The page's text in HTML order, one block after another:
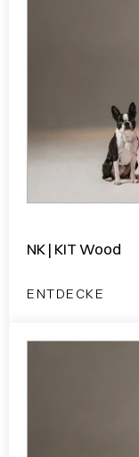
NK | KIT Wood
ENTDECKE